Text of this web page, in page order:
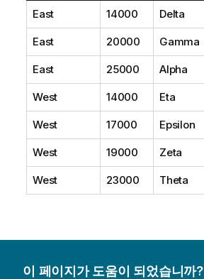
East 14000 Delta
East 20000 Gamma
East 25000 Alpha
West 14000 Eta
West 17000 Epsilon
West 19000 Zeta
West 23000 Theta
이 페이지가 도움이 되었습니까?